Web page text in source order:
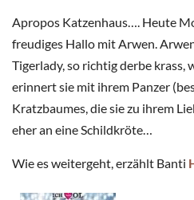
Apropos Katzenhaus…. Heute
freudiges Hallo mit Arwen.
Tigerlady, so richtig derbe
erinnert sie mit ihrem Panzer
Kratzbaumes, die sie zu ihrem
eher an eine Schildkröte…
Wie es weitergeht, erzählt Banti